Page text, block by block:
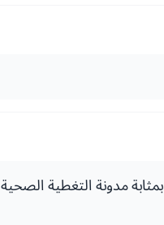
ظهير رقم 296-02-1 الصادر في 03 أكتوبر 2002 بتنفيذ القانون رقم 00 - 65 بمثابة مدونة التغطية الصحية